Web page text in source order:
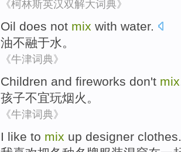
《柯林斯英汉双解大词典》
Oil does not mix with water.
油不融于水。
《牛津词典》
Children and fireworks don't mix
孩子不宜玩烟火。
《牛津词典》
I like to mix up designer clothes